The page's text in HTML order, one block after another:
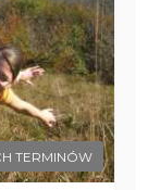
TERMINÓW